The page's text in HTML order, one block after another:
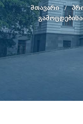
მთავარი